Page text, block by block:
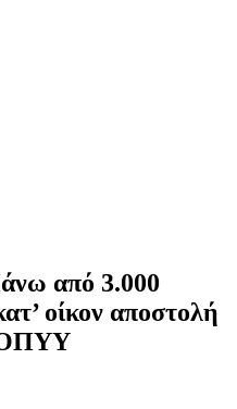
από 3.000
οίκον αποστολή